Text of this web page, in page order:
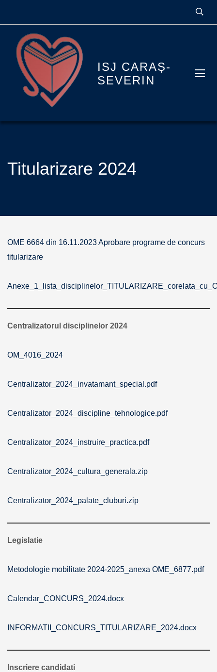
ISJ CARAȘ-
SEVERIN
Titularizare 2024
OME 6664 din 16.11.2023 Aprobare programe de concurs
titularizare
Centralizatorul disciplinelor 2024
OM_4016_2024
Centralizator_2024_invatamant_special.pdf
Centralizator_2024_discipline_tehnologice.pdf
Centralizator_2024_instruire_practica.pdf
Centralizator_2024_cultura_generala.zip
Centralizator_2024_palate_cluburi.zip
Legislatie
Metodologie mobilitate 2024-2025_anexa OME_6877.pdf
Calendar_CONCURS_2024.docx
INFORMATII_CONCURS_TITULARIZARE_2024.docx
Inscriere candidati